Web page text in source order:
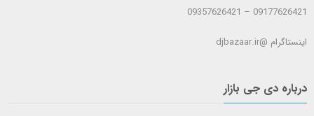
09177626421 – 09357626421
اینستاگرام @djbazaar.ir
درباره دی جی بازار